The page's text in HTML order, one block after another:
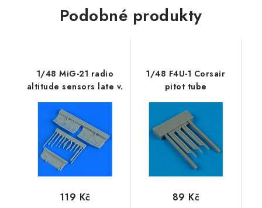
Podobné produkty
1/48 MiG-21 radio
altitude sensors late v.
119 Kč
1/48 F4U-1 Corsair
pitot tube
89 Kč